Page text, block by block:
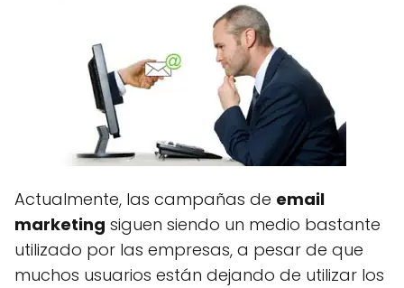
Actualmente, las campañas de email
marketing siguen siendo un medio bastante
utilizado por las empresas, a pesar de que
muchos usuarios están dejando de utilizar los